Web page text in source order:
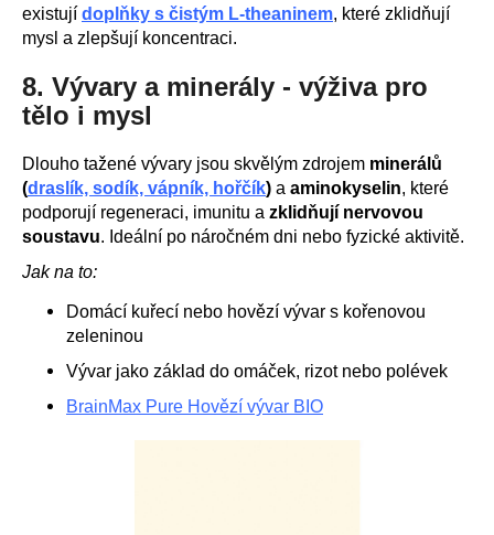
existují doplňky s čistým L-theaninem, které zklidňují
mysl a zlepšují koncentraci.
8. Vývary a minerály - výživa pro
tělo i mysl
Dlouho tažené vývary jsou skvělým zdrojem minerálů
(draslík, sodík, vápník, hořčík) a aminokyselin, které
podporují regeneraci, imunitu a zklidňují nervovou
soustavu. Ideální po náročném dni nebo fyzické aktivitě.
Jak na to:
Domácí kuřecí nebo hovězí vývar s kořenovou
zeleninou
Vývar jako základ do omáček, rizot nebo polévek
BrainMax Pure Hovězí vývar BIO